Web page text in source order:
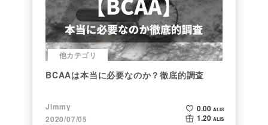
他カテゴリ
BCAAは本当に必要なのか？徹底的調査
Jimmy
2020/07/05
0.00 ALIS
1.20 ALIS